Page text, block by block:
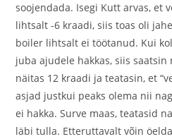
soojendada. Isegi Kutt arvas, et
lihtsalt -6 kraadi, siis toas oli
boiler lihtsalt ei töötanud. Kui
juba ajudele hakkas, siis
näitas 12 kraadi ja teatasin, et
asjad justkui peaks olema nii
ei hakka. Surve maas, teatasid
läbi tulla. Etteruttavalt võin